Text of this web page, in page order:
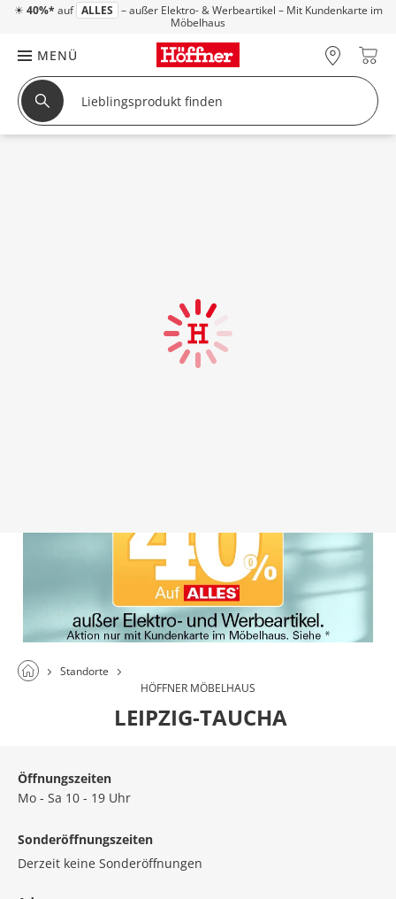
☀ 40%* auf ALLES – außer Elektro- & Werbeartikel – Mit Kundenkarte im
Möbelhaus
MENÜ
Standorte
HÖFFNER MÖBELHAUS
LEIPZIG-TAUCHA
Öffnungszeiten
Mo - Sa 10 - 19 Uhr
Sonderöffnungszeiten
Derzeit keine Sonderöffnungen